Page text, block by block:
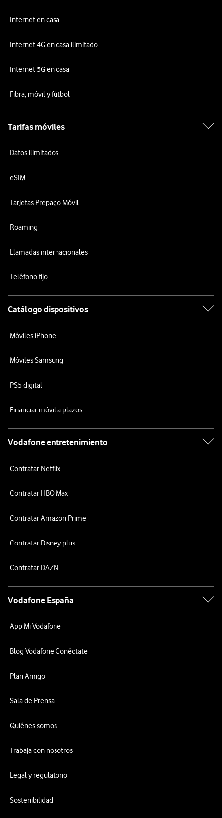
Internet en casa
Internet 4G en casa ilimitado
Internet 5G en casa
Fibra, móvil y fútbol
Tarifas móviles
Datos ilimitados
eSIM
Tarjetas Prepago Móvil
Roaming
Llamadas internacionales
Teléfono fijo
Catálogo dispositivos
Móviles iPhone
Móviles Samsung
PS5 digital
Financiar móvil a plazos
Vodafone entretenimiento
Contratar Netflix
Contratar HBO Max
Contratar Amazon Prime
Contratar Disney plus
Contratar DAZN
Vodafone España
App Mi Vodafone
Blog Vodafone Conéctate
Plan Amigo
Sala de Prensa
Quiénes somos
Trabaja con nosotros
Legal y regulatorio
Sostenibilidad